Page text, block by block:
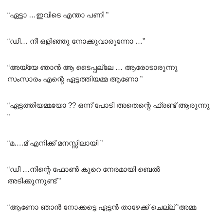
“ഏട്ടാ …ഇവിടെ എന്താ പണി ”
“ഡീ… നീ ഒളിഞ്ഞു നോക്കുവാരുന്നോ …”
“അയ്യേ ഞാൻ ആ ടൈപ്പല്ലേ … ആരോടാരുന്നു
സംസാരം എന്റെ ഏട്ടത്തിയമ്മ ആണോ ”
“ഏട്ടത്തിയമ്മയോ ?? ഒന്ന് പോടി അതെന്റെ ഫ്രണ്ട് ആരുന്നു
”
“മ….മ് എനിക്ക് മനസ്സിലായി ”
“ഡീ …നിന്റെ ഫോൺ കുറെ നേരമായി ബെൽ
അടിക്കുന്നുണ്ട് ”
“ആണോ ഞാൻ നോക്കട്ടെ ഏട്ടൻ താഴേക്ക് ചെല്ല് ‘അമ്മ